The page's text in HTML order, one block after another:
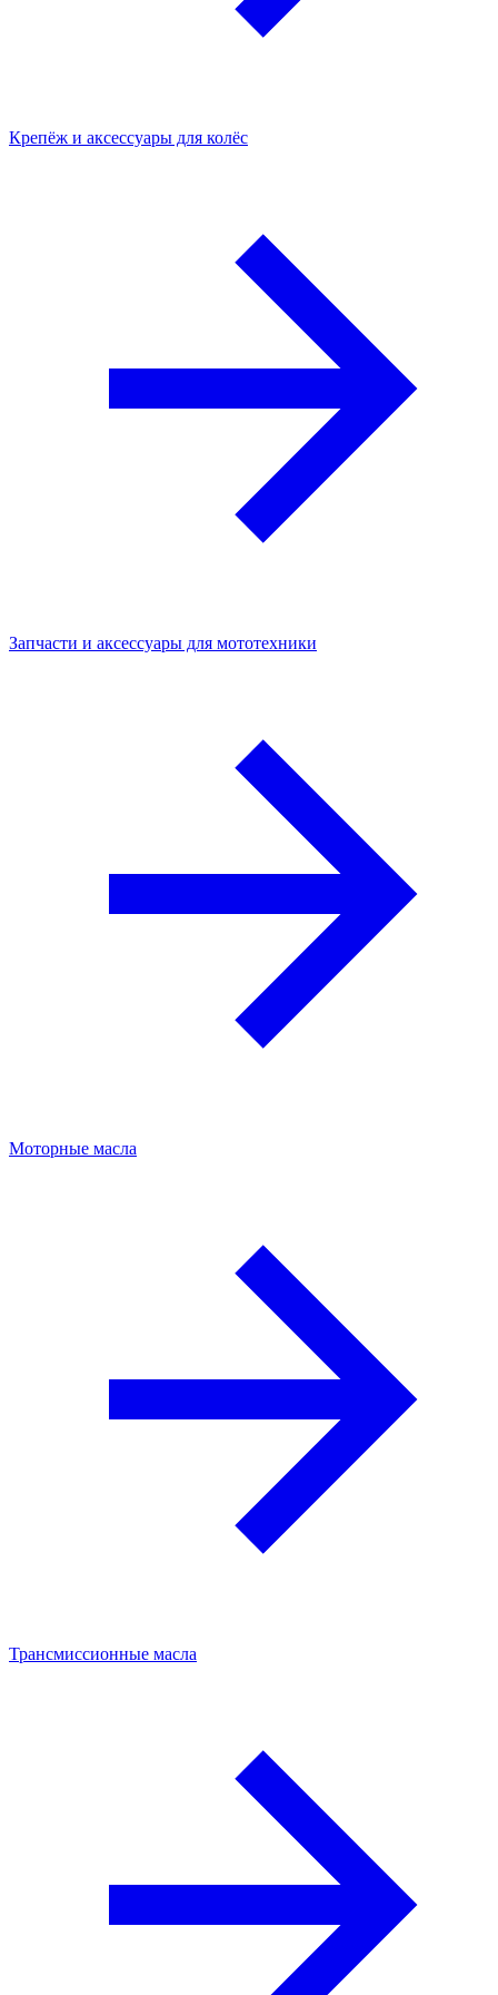
Крепёж и аксессуары для колёс
Запчасти и аксессуары для мототехники
Моторные масла
Трансмиссионные масла